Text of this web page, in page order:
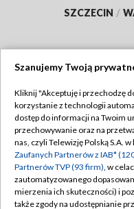
SZCZECIN /
Abonament TVP
Emisja w TVP
Centrum informacji
Naziemna Telewizja
Szanujemy Twoją
Kliknij "Akceptuję i przechodzę
korzystanie z technologii
dostęp do informacji na Twoim
przechowywanie oraz na
nas, czyli Telewizję Polską S.A.
Zaufanych Partnerów z IAB*
Partnerów TVP (93 firm), w
zautomatyzowanego
mierzenia ich skuteczności) i
także zgody na udostępnianie